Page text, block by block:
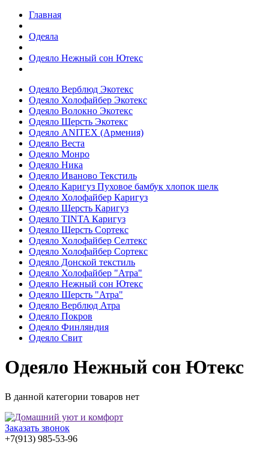
Главная
Одеяла
Одеяло Нежный сон Ютекс
Одеяло Верблюд Экотекс
Одеяло Холофайбер Экотекс
Одеяло Волокно Экотекс
Одеяло Шерсть Экотекс
Одеяло ANITEX (Армения)
Одеяло Веста
Одеяло Монро
Одеяло Ника
Одеяло Иваново Текстиль
Одеяло Каригуз Пуховое бамбук хлопок шелк
Одеяло Холофайбер Каригуз
Одеяло Шерсть Каригуз
Одеяло TINTA Каригуз
Одеяло Шерсть Сортекс
Одеяло Холофайбер Селтекс
Одеяло Холофайбер Сортекс
Одеяло Донской текстиль
Одеяло Холофайбер "Атра"
Одеяло Нежный сон Ютекс
Одеяло Шерсть "Атра"
Одеяло Верблюд Атра
Одеяло Покров
Одеяло Финляндия
Одеяло Свит
Одеяло Нежный сон Ютекс
В данной категории товаров нет
Заказать звонок
+7(913) 985-53-96